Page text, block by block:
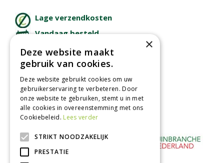
Lage verzendkosten
Vandaag besteld
Afhalen in tuincentrum
Betaal veilig
met iDeal - Wero
×
Deze website maakt
gebruik van cookies.
Deze website gebruikt cookies om uw
gebruikerservaring te verbeteren. Door
onze website te gebruiken, stemt u in met
alle cookies in overeenstemming met ons
Cookiebeleid. Lees verder
STRIKT NOODZAKELIJK
PRESTATIE